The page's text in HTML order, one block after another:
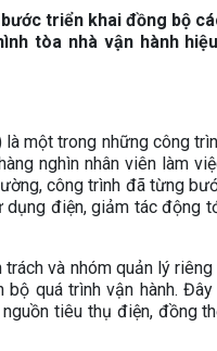
triển khai đồng bộ
tòa nhà vận hành
là một trong những công
nghìn nhân viên làm
công trình đã từng
điện, giảm tác động
và nhóm quản lý riêng
quá trình vận hành.
tiêu thụ điện, đồng